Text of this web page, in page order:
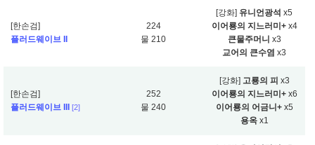
[한손검]
플러드웨이브 II
224
물 210
[강화] 유니언광석 x5
이어룡의 지느러미+x4
큰물주머니 x3
교어의 큰수염 x3
[한손검]
플러드웨이브 III
[2]
252
물 240
[강화] 고룡의 피 x3
이어룡의 지느러미+x6
이어룡의 어금니+x5
용옥x1